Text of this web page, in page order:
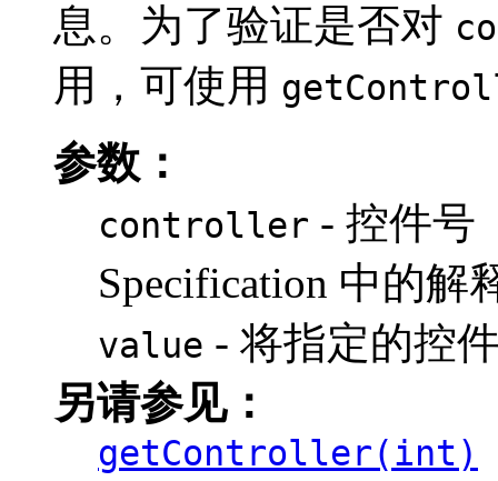
息。为了验证是否对
用，可使用
参数：
controller - 控件号
Specification 中的解
value - 将指定的控
另请参见：
getController(int)